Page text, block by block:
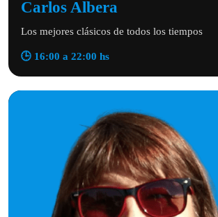
Carlos Albera
Los mejores clásicos de todos los tiempos
🕒 16:00 a 22:00 hs